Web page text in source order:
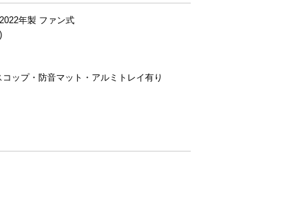
年製 ファン式
ップ・防音マット・アルミトレイ有り